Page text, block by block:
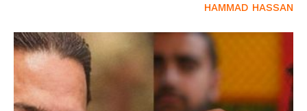
HAMMAD HASSAN